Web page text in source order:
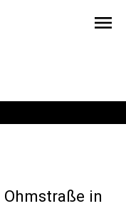
menu
in